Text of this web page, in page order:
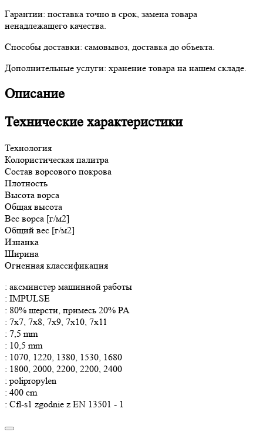
Гарантии: поставка точно в срок, замена товара
ненадлежащего качества.
Способы доставки: самовывоз, доставка до объекта.
Дополнительные услуги: хранение товара на нашем складе.
Описание
Технические характеристики
Технология
Колористическая палитра
Состав ворсового покрова
Плотность
Высота ворса
Общая высота
Вес ворса [г/м2]
Общий вес [г/м2]
Изнанка
Ширина
Огненная классификация
: аксминстер машинной работы
: IMPULSE
: 80% шерсти, примесь 20% PA
: 7x7, 7x8, 7x9, 7x10, 7x11
: 7,5 mm
: 10,5 mm
: 1070, 1220, 1380, 1530, 1680
: 1800, 2000, 2200, 2200, 2400
: polipropylen
: 400 cm
: Cfl-s1 zgodnie z EN 13501 - 1